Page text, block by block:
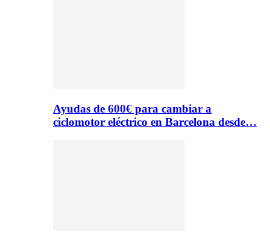
Ayudas de 600€ para cambiar a
ciclomotor eléctrico en Barcelona desde…